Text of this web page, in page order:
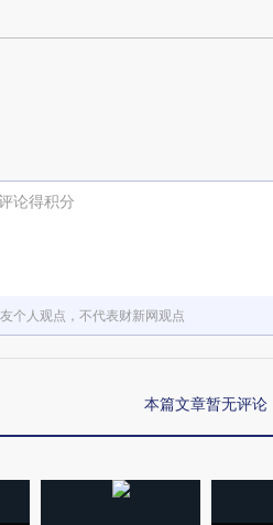
论得积分
个人观点，不代表财新网观点
本篇文章暂无评论